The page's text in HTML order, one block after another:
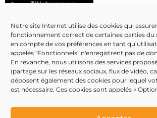
Notre site Internet utilise des cookies qui
fonctionnement correct de certaines parties du
en compte de vos préférences en tant
appelés "Fonctionnels" n'enregistrent pas de
En revanche, nous utilisons des services
(partage sur les réseaux sociaux, flux de vidéo,
déposent également des cookies pour lequel
est nécessaire. Ces cookies sont appelés «
Partenaires